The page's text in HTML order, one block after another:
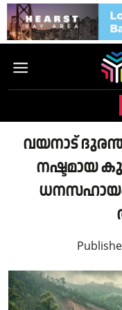
വയനാട്
നഷ്ടമായ
ധനസഹായം